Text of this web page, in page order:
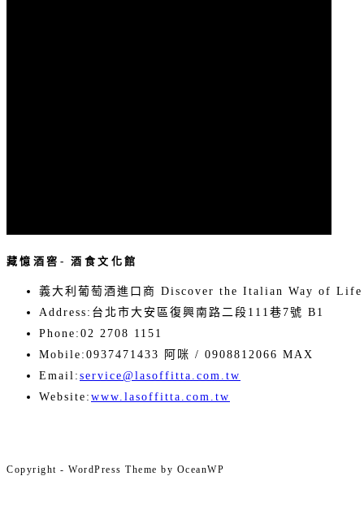
藏憶酒窖- 酒食文化館
義大利葡萄酒進口商 Discover the Italian Way of Life
Address: 台北市大安區復興南路二段111巷7號 B1
Phone: 02 2708 1151
Mobile: 0937471433 阿咪 / 0908812066 MAX
Email: service@lasoffitta.com.tw
Website: www.lasoffitta.com.tw
Copyright - WordPress Theme by OceanWP